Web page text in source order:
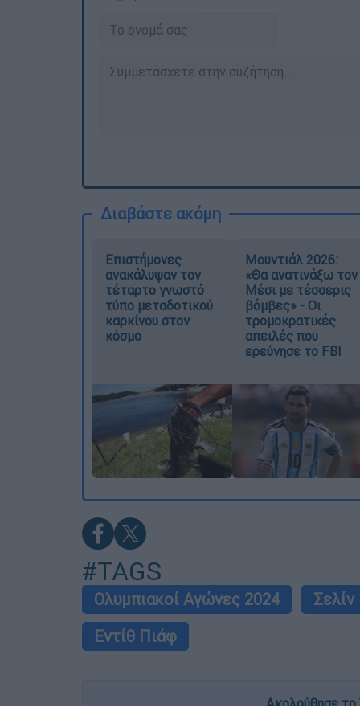
Διαβάστε ακόμη
Επιστήμονες
ανακάλυψαν τον
τέταρτο γνωστό
τύπο μεταδοτικού
καρκίνου στον
κόσμο
Μουντιάλ 2026:
«Θα ανατινάξω τον
Μέσι με τέσσερις
βόμβες» - Οι
τρομοκρατικές
απειλές που
ερεύνησε το FBI
#TAGS
Ολυμπιακοί Αγώνες 2024
Εντίθ Πιάφ
Ακολούθησε το